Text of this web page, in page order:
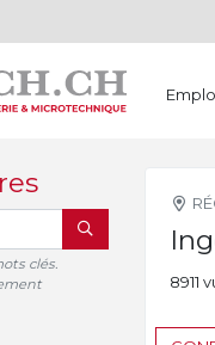
RECHERCHER
clés.
8911